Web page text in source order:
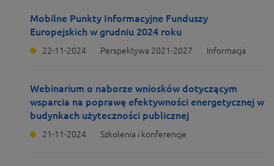
Mobilne Punkty Informacyjne Funduszy
Europejskich w grudniu 2024 roku
22-11-2024 Perspektywa 2021-2027 Informacja
Webinarium o naborze wniosków dotyczącym
wsparcia na poprawę efektywności energetycznej w
budynkach użyteczności publicznej
21-11-2024 Szkolenia i konferencje